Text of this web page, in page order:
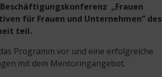
Beschäftigungskonferenz „Frauen
für Frauen und Unternehmen“ des
teil.
Programm vor und eine erfolgreiche
mit dem Mentoringangebot.